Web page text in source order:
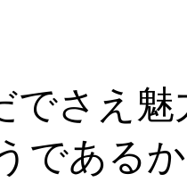
でさえ
である